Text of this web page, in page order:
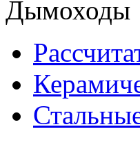
Дымоходы